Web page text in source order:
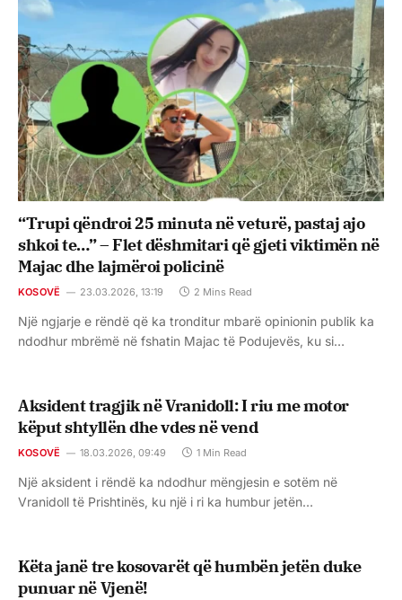
“Trupi qëndroi 25 minuta në veturë, pastaj ajo
shkoi te…” – Flet dëshmitari që gjeti viktimën në
Majac dhe lajmëroi policinë
KOSOVË 23.03.2026, 13:19 2 Mins Read
Një ngjarje e rëndë që ka tronditur mbarë opinionin publik ka
ndodhur mbrëmë në fshatin Majac të Podujevës, ku si…
Aksident tragjik në Vranidoll: I riu me motor
këput shtyllën dhe vdes në vend
KOSOVË 18.03.2026, 09:49 1 Min Read
Një aksident i rëndë ka ndodhur mëngjesin e sotëm në
Vranidoll të Prishtinës, ku një i ri ka humbur jetën…
Këta janë tre kosovarët që humbën jetën duke
punuar në Vjenë!